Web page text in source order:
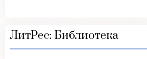
ЛитРес: Библиотека